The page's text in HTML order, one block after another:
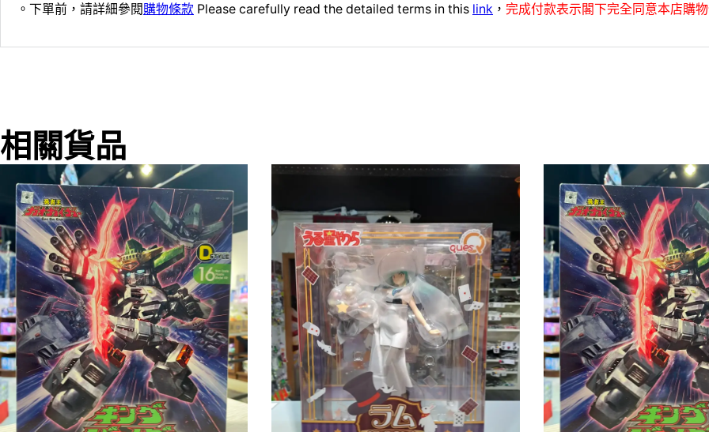
。下單前，請詳細參閱購物條款 Please carefully read the detailed terms in this link ， 完成付款表示閣下完全同意本店購
相關貨品